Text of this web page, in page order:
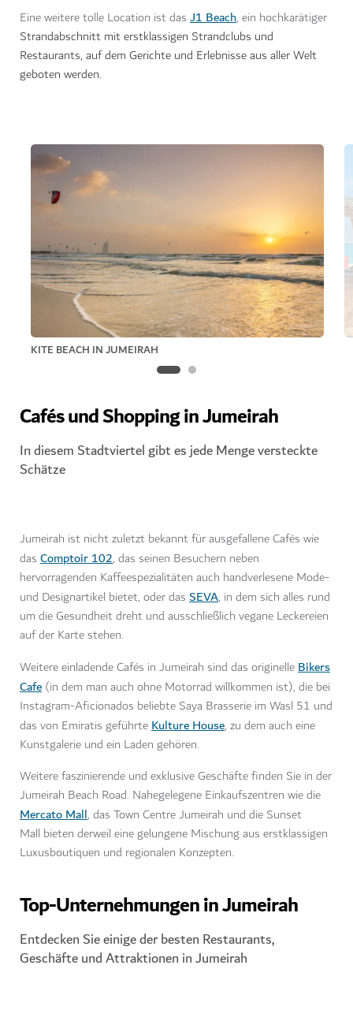
Eine weitere tolle Location ist das J1 Beach, ein hochkarätiger
Strandabschnitt mit erstklassigen Strandclubs und
Restaurants, auf dem Gerichte und Erlebnisse aus aller Welt
geboten werden.
KITE BEACH IN JUMEIRAH
Cafés und Shopping in Jumeirah
In diesem Stadtviertel gibt es jede Menge versteckte
Schätze
Jumeirah ist nicht zuletzt bekannt für ausgefallene Cafés wie
das Comptoir 102, das seinen Besuchern neben
hervorragenden Kaffeespezialitäten auch handverlesene Mode-
und Designartikel bietet, oder das SEVA, in dem sich alles rund
um die Gesundheit dreht und ausschließlich vegane Leckereien
auf der Karte stehen.
Weitere einladende Cafés in Jumeirah sind das originelleBikers
Cafe (in dem man auch ohne Motorrad willkommen ist), die bei
Instagram-Aficionados beliebte Saya Brasserie im Wasl 51 und
das von Emiratis geführteKulture House, zu dem auch eine
Kunstgalerie und ein Laden gehören.
Weitere faszinierende und exklusive Geschäfte finden Sie in der
Jumeirah Beach Road. Nahegelegene Einkaufszentren wie die
Mercato Mall, das Town Centre Jumeirah und die Sunset
Mall bieten derweil eine gelungene Mischung aus erstklassigen
Luxusboutiquen und regionalen Konzepten.
Top-Unternehmungen in Jumeirah
Entdecken Sie einige der besten Restaurants,
Geschäfte und Attraktionen in Jumeirah